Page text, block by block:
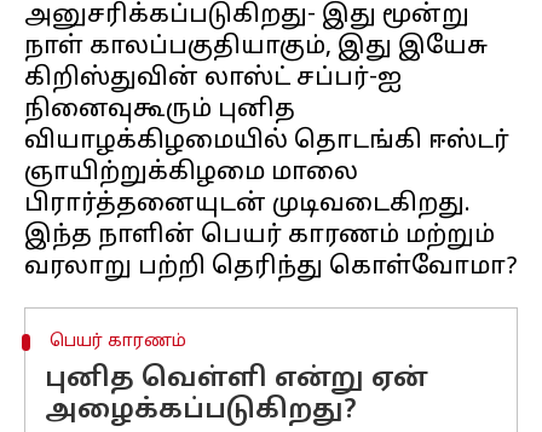
அனுசரிக்கப்படுகிறது- இது மூன்று
நாள் காலப்பகுதியாகும், இது இயேசு
கிறிஸ்துவின் லாஸ்ட் சப்பர்-ஐ
நினைவுகூரும் புனித
வியாழக்கிழமையில் தொடங்கி ஈஸ்டர்
ஞாயிற்றுக்கிழமை மாலை
பிரார்த்தனையுடன் முடிவடைகிறது.
இந்த நாளின் பெயர் காரணம் மற்றும்
பெயர் காரணம்
புனித வெள்ளி என்று ஏன்
அழைக்கப்படுகிறது?